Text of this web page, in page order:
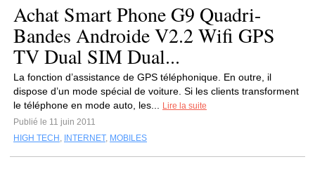
Achat Smart Phone G9 Quadri-
Bandes Androide V2.2 Wifi GPS
TV Dual SIM Dual...
La fonction d’assistance de GPS téléphonique. En outre, il
dispose d’un mode spécial de voiture. Si les clients transforment
le téléphone en mode auto, les...
Lire la suite
Publié le 11 juin 2011
HIGH TECH , INTERNET, MOBILES